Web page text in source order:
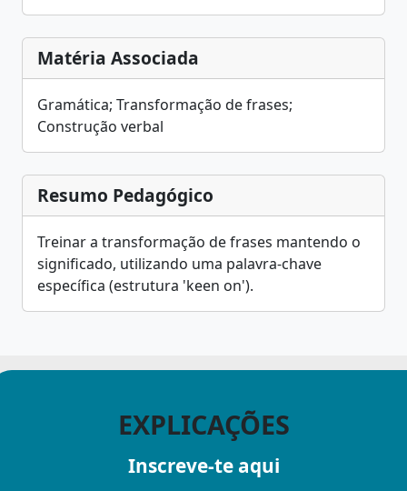
Matéria Associada
Gramática; Transformação de frases;
Construção verbal
Resumo Pedagógico
Treinar a transformação de frases mantendo o
significado, utilizando uma palavra-chave
específica (estrutura 'keen on').
EXPLICAÇÕES
Inscreve-te aqui